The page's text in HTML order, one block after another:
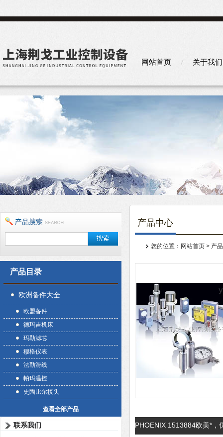
网站首页 关于我们
产品目录
欧洲备件大全
欧盟备件
德玛吉机床
玛勒滤芯
穆格仪表
法勒滑线
帕玛温控
史陶比尔接头
查看全部产品
联系我们
产品中心
您的位置： 网站首页 > 产
PHOENIX 1513884欧美*，